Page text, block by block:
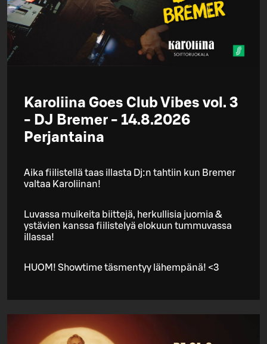
Karoliina Goes Club Vibes vol. 3
- DJ Bremer - 14.8.2026
Perjantaina
Aika fiilistellä taas illasta Dj:n tahtiin kun Bremer
valtaa Karoliinan!
Luvassa muikeita biittejä, herkullisia juomia &
ystävien kanssa fiilistelyä elokuun tummuvassa
illassa!
HUOM! Showtime täsmentyy lähempänä! <3